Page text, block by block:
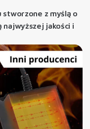
stworzone z myślą o
jakości i